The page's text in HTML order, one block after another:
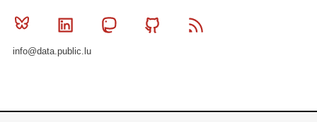
Bluesky Linkedin MastodonGithub
info@data.public.lu